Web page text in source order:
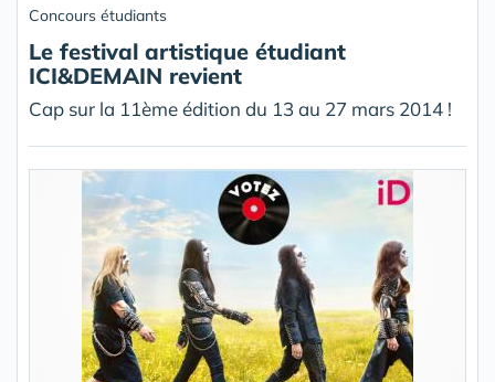
Concours étudiants
Le festival artistique étudiant
ICI&DEMAIN revient
Cap sur la 11ème édition du 13 au 27 mars 2014 !